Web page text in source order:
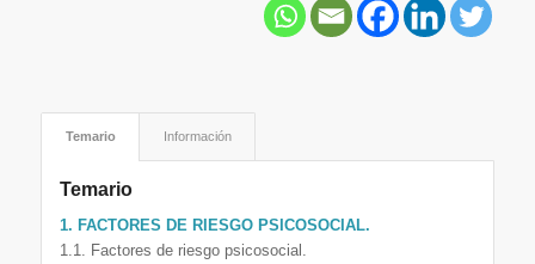
Temario Información
Temario
1. FACTORES DE RIESGO PSICOSOCIAL.
1.1. Factores de riesgo psicosocial.